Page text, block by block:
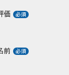
価
前